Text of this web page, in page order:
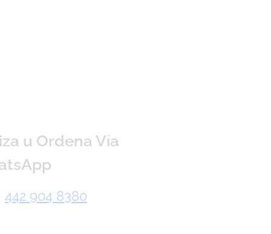
u Ordena Vía
442 904 8380